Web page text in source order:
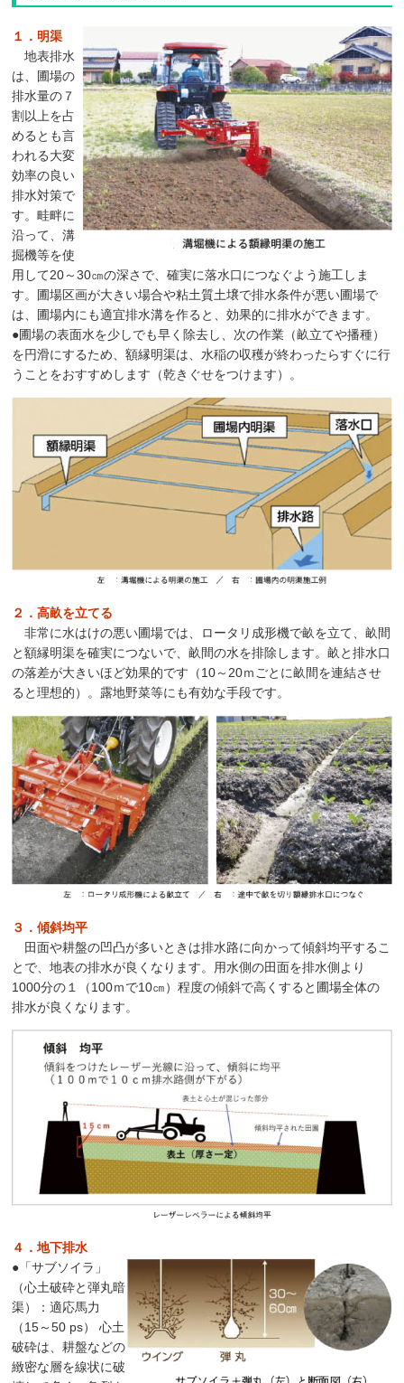
１．明渠
地表排水
は、圃場の
排水量の７
割以上を占
めるとも言
われる大変
効率の良い
排水対策で
す。畦畔に
沿って、溝
掘機等を使
用して20～30㎝の深さで、確実に落水口につなぐよう施工しま
す。圃場区画が大きい場合や粘土質土壌で排水条件が悪い圃場で
は、圃場内にも適宜排水溝を作ると、効果的に排水ができます。
●圃場の表面水を少しでも早く除去し、次の作業（畝立てや播種）
を円滑にするため、額縁明渠は、水稲の収穫が終わったらすぐに行
うことをおすすめします（乾きぐせをつけます）。
２．高畝を立てる
非常に水はけの悪い圃場では、ロータリ成形機で畝を立て、畝間
と額縁明渠を確実につないで、畝間の水を排除します。畝と排水口
の落差が大きいほど効果的です（10～20ｍごとに畝間を連結させ
ると理想的）。露地野菜等にも有効な手段です。
３．傾斜均平
田面や耕盤の凹凸が多いときは排水路に向かって傾斜均平するこ
とで、地表の排水が良くなります。用水側の田面を排水側より
1000分の１（100ｍで10㎝）程度の傾斜で高くすると圃場全体の
排水が良くなります。
４．地下排水
●「サブソイラ」
（心土破砕と弾丸暗
渠）：適応馬力
（15～50 ps） 心土
破砕は、耕盤などの
緻密な層を線状に破